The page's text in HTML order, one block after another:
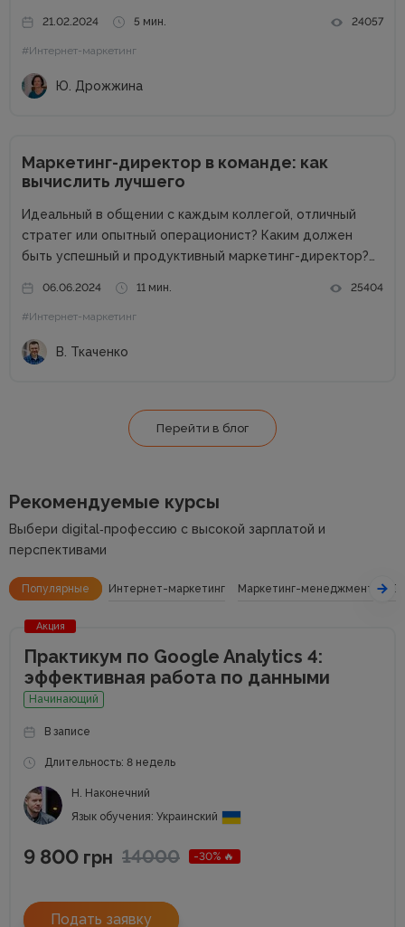
что...
21.02.2024 5 мин. 24057
#Интернет-маркетинг
Ю. Дрожжина
Маркетинг-директор в команде: как
вычислить лучшего
Идеальный в общении с каждым коллегой, отличный
стратег или опытный операционист? Каким должен
быть успешный и продуктивный маркетинг-директор?
Directors Day рассказал Виталий Ткаченко. Виталий –
соучредитель Tkachenko & Myroniuk Marketing Agency,
имеет огромный опыт...
06.06.2024 11 мин. 25404
#Интернет-маркетинг
В. Ткаченко
Перейти в блог
Рекомендуемые курсы
Выбери digital‑профессию с высокой зарплатой и
перспективами
Популярные Интернет-маркетинг Маркетинг-менеджмент
Акция
Практикум по Google Analytics 4:
эффективная работа по данными
Начинающий
В записе
Длительность: 8 недель
Н. Наконечний
Язык обучения: Украинский
9 800 грн 14000 -30% 🔥
Подать заявку